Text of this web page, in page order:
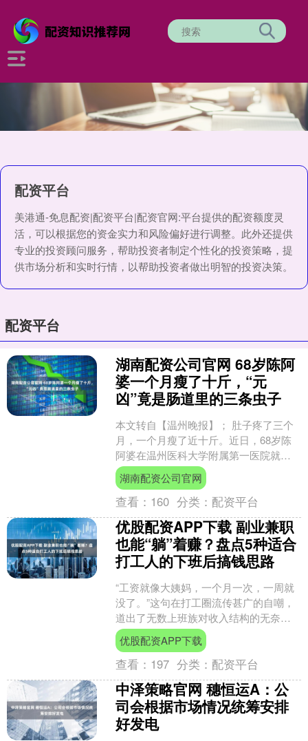
配资平台
美港通-免息配资|配资平台|配资官网:平台提供的配资额度灵
活，可以根据您的资金实力和风险偏好进行调整。此外还提供
专业的投资顾问服务，帮助投资者制定个性化的投资策略，提
供市场分析和实时行情，以帮助投资者做出明智的投资决策。
配资平台
湖南配资公司官网 68岁陈阿
婆一个月瘦了十斤，“元
凶”竟是肠道里的三条虫子
本文转自【温州晚报】； 肚子疼了三个
月，一个月瘦了近十斤。近日，68岁陈
阿婆在温州医科大学附属第一医院就
诊，医生从她肠道里取出了三条一厘米
长的虫子。 这三个月，....
湖南配资公司官网
查看： 160 分类： 配资平台
优股配资APP下载 副业兼职
也能“躺”着赚？盘点5种适合
打工人的下班后搞钱思路
“工资就像大姨妈，一个月一次，一周就
没了。”这句在打工圈流传甚广的自嘲，
道出了无数上班族对收入结构的无奈。
主业之外，如何拓展一份可持续的“睡后
收入”，成了越来越....
优股配资APP下载
查看： 197 分类： 配资平台
中泽策略官网 穗恒运A：公
司会根据市场情况统筹安排
好发电